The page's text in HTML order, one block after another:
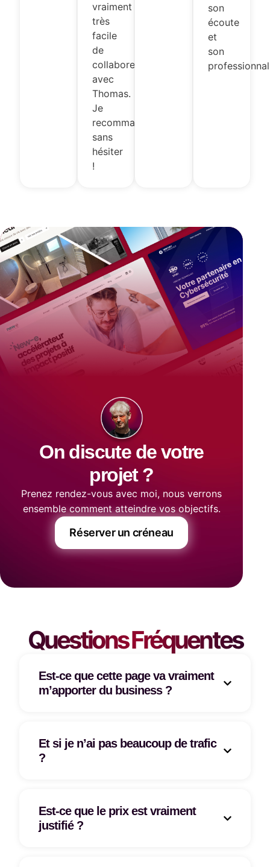
vraiment
très
facile
de
collaborer
avec
Thomas.
Je
recommande
sans
hésiter
!
son
écoute
et
son
On discute de votre
projet ?
Prenez rendez-vous avec moi, nous verrons
ensemble comment atteindre vos objectifs.
Réserver un créneau
Questions Fréquentes
Est-ce que cette page va vraiment
m’apporter du business ?
Et si je n’ai pas beaucoup de trafic
?
Est-ce que le prix est vraiment
justifié ?